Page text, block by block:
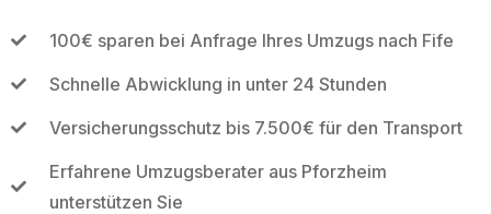
100€ sparen bei Anfrage Ihres Umzugs nach Fife
Schnelle Abwicklung in unter 24 Stunden
Versicherungsschutz bis 7.500€ für den Transport
Erfahrene Umzugsberater aus Pforzheim
unterstützen Sie